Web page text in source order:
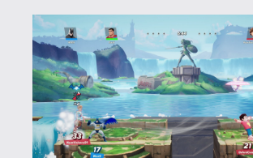
kitart az érdeklődés és sok-sok új
tartalom fog érkezni a jövőben.
Szórakoztató cucc, és a más játékbeli
online tapasztalatokkal ellentétben itt
még nem nagyon találkoztam
szuperjátékosokkal, akik mindenkit
lesöpörnek a pályáról. Jó kis casual cucc.